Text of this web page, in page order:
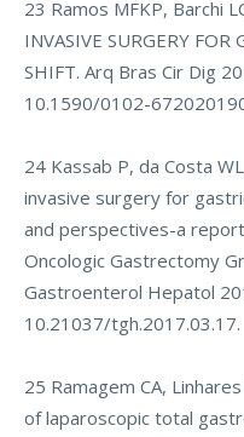
23 Ramos MFKP, Barchi
INVASIVE SURGERY FOR
SHIFT. Arq Bras Cir Dig
10.1590/0102-
24 Kassab P, da Costa
invasive surgery for
and perspectives-a
Oncologic Gastrectomy
Gastroenterol Hepatol
10.21037/tgh.2017.03.17.
25 Ramagem CA,
of laparoscopic total